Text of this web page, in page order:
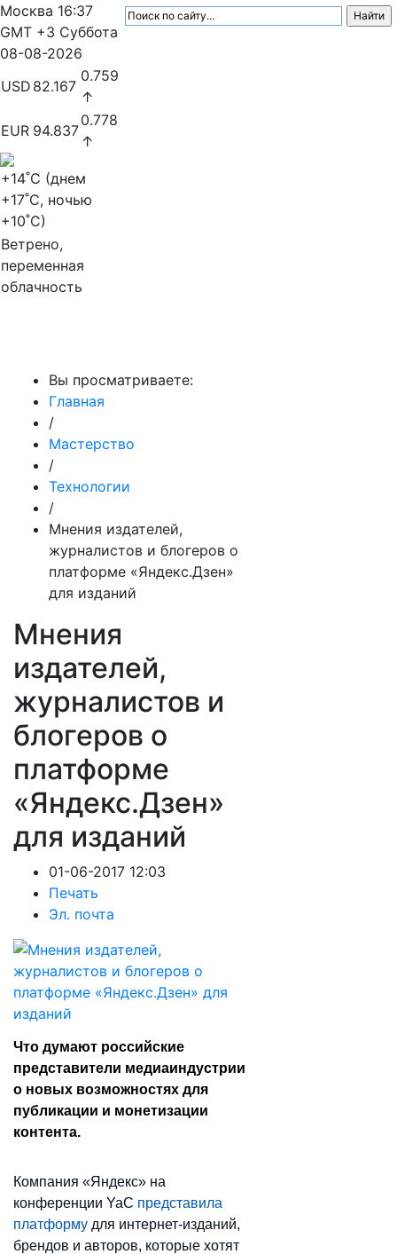
Москва 16:37
GMT +3 Суббота
08-08-2026
USD 82.167
0.759
↑
EUR 94.837
0.778
↑
+14˚C (днем
+17˚C, ночью
+10˚C)
Ветрено,
переменная
облачность
Вы просматриваете:
Главная
/
Мастерство
/
Технологии
/
Мнения издателей,
журналистов и блогеров о
платформе «Яндекс.Дзен»
для изданий
Мнения
издателей,
журналистов и
блогеров о
платформе
«Яндекс.Дзен»
для изданий
01-06-2017 12:03
Печать
Эл. почта
Что думают российские
представители медиаиндустрии
о новых возможностях для
публикации и монетизации
контента.
Компания «Яндекс» на
конференции YaC представила
платформу для интернет-изданий,
брендов и авторов, которые хотят